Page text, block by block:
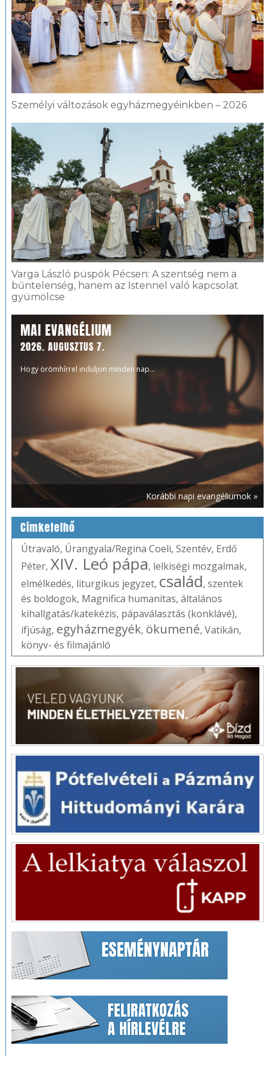
Személyi változások egyházmegyéinkben – 2026
Varga László püspök Pécsen: A szentség nem a
bűntelenség, hanem az Istennel való kapcsolat
gyümölcse
MAI EVANGÉLIUM
2026. AUGUSZTUS 7.
Hogy örömhírrel induljon minden nap...
Korábbi napi evangéliumok »
Címkefelhő
Útravaló, Úrangyala/Regina Coeli, Szentév, Erdő
Péter, XIV. Leó pápa, lelkiségi mozgalmak,
elmélkedés, liturgikus jegyzet, család, szentek
és boldogok, Magnifica humanitas, általános
kihallgatás/katekézis, pápaválasztás (konklávé),
ifjúság, egyházmegyék, ökumené, Vatikán,
könyv- és filmajánló